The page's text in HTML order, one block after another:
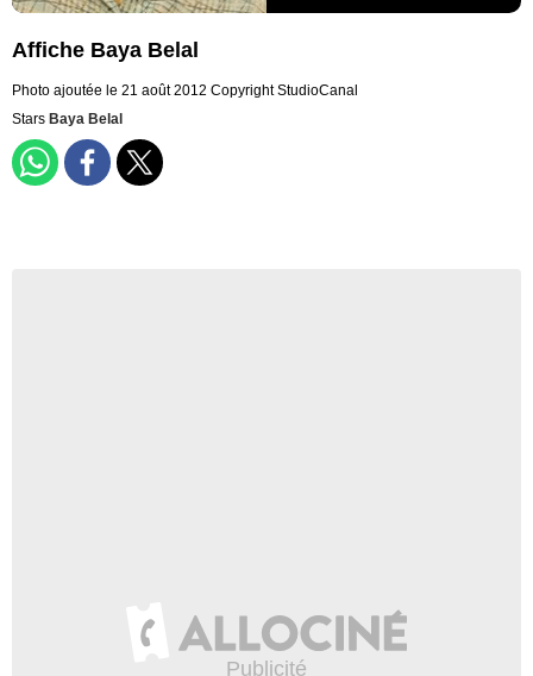
Affiche Baya Belal
Photo ajoutée le 21 août 2012 Copyright StudioCanal
Stars Baya Belal